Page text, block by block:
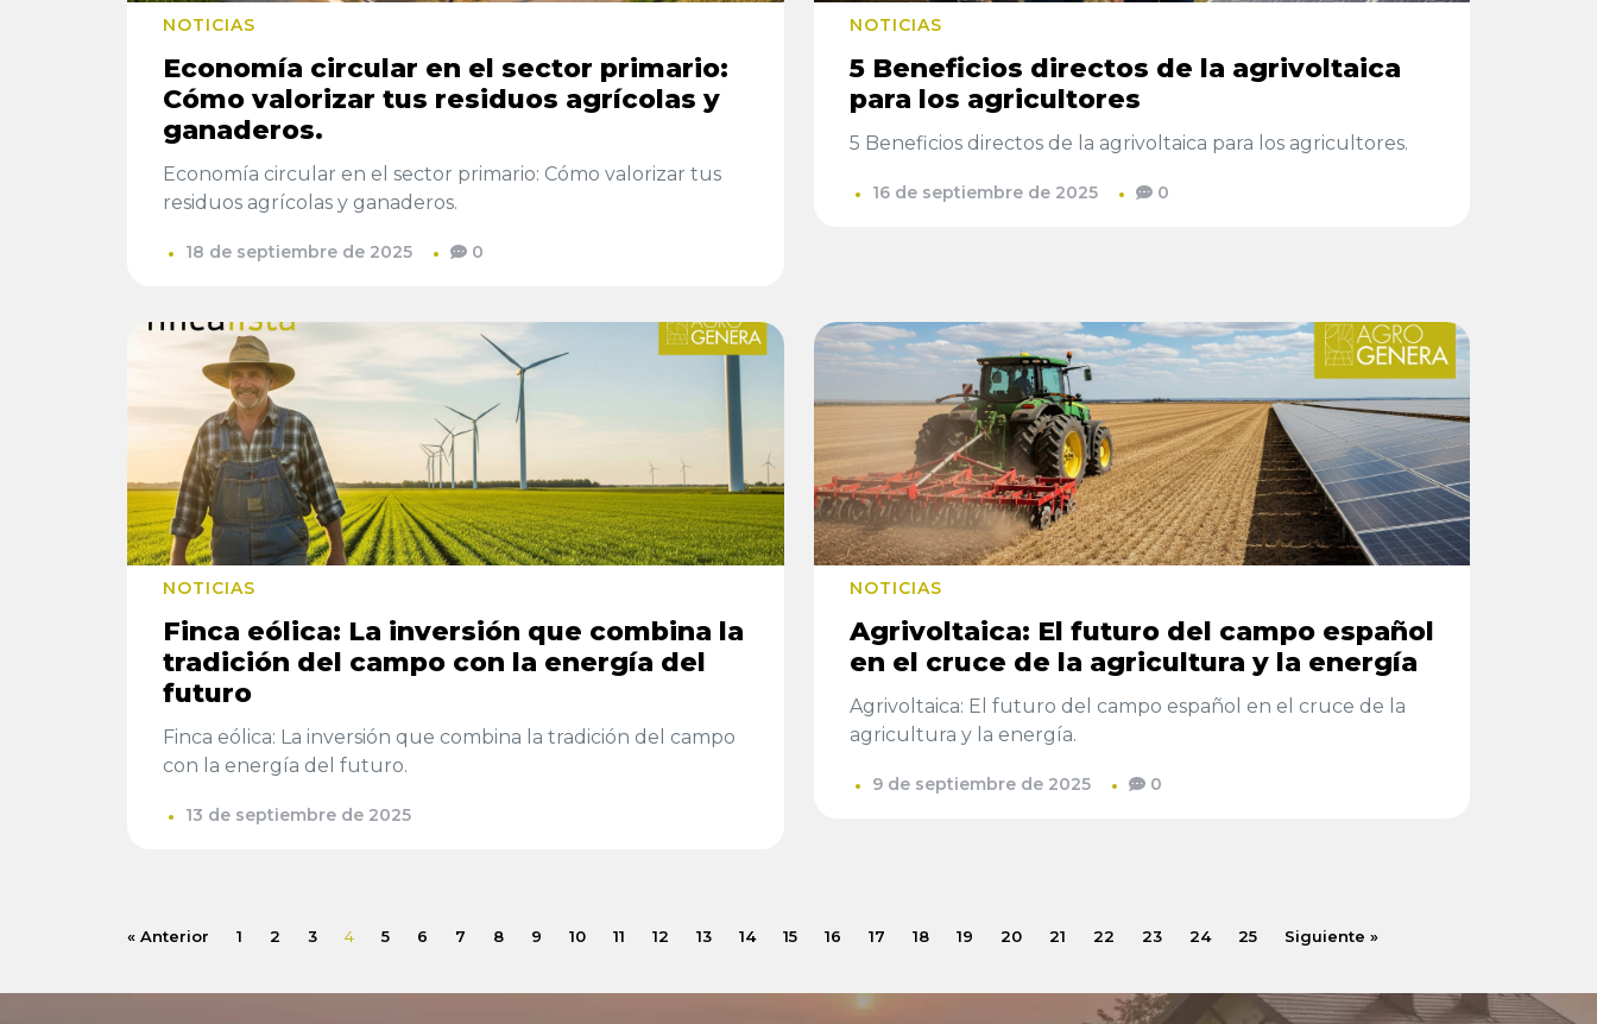
NOTICIAS
Economía circular en el sector primario:
Cómo valorizar tus residuos agrícolas y
ganaderos.
Economía circular en el sector primario: Cómo valorizar tus
residuos agrícolas y ganaderos.
18 de septiembre de 2025 0
NOTICIAS
5 Beneficios directos de la agrivoltaica
para los agricultores
5 Beneficios directos de la agrivoltaica para los agricultores.
16 de septiembre de 2025 0
NOTICIAS
Finca eólica: La inversión que combina la
tradición del campo con la energía del
futuro
Finca eólica: La inversión que combina la tradición del campo
con la energía del futuro.
13 de septiembre de 2025
NOTICIAS
Agrivoltaica: El futuro del campo español
en el cruce de la agricultura y la energía
Agrivoltaica: El futuro del campo español en el cruce de la
agricultura y la energía.
9 de septiembre de 2025 0
« Anterior 1 2 3 4 5 6 7 8 9 10 11 12 13 14 15 16 17 18 19 20 21 22 23 24 25 Siguiente »